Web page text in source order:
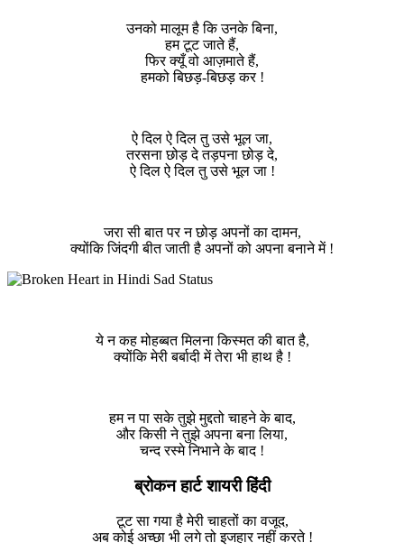
उनको मालूम है कि उनके बिना,
हम टूट जाते हैं,
फिर क्यूँ वो आज़माते हैं,
हमको बिछड़-बिछड़ कर !
ऐ दिल ऐ दिल तु उसे भूल जा,
तरसना छोड़ दे तड़पना छोड़ दे,
ऐ दिल ऐ दिल तु उसे भूल जा !
जरा सी बात पर न छोड़ अपनों का दामन,
क्योंकि जिंदगी बीत जाती है अपनों को अपना बनाने में !
ये न कह मोहब्बत मिलना किस्मत की बात है,
क्योंकि मेरी बर्बादी में तेरा भी हाथ है !
हम न पा सके तुझे मुद्दतो चाहने के बाद,
और किसी ने तुझे अपना बना लिया,
चन्द रस्मे निभाने के बाद !
ब्रोकन हार्ट शायरी हिंदी
टूट सा गया है मेरी चाहतों का वजूद,
अब कोई अच्छा भी लगे तो इजहार नहीं करते !